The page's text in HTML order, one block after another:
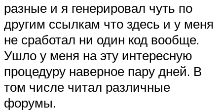
разные и я генерировал чуть по
другим ссылкам что здесь и у меня
не сработал ни один код вообще.
Ушло у меня на эту интересную
процедуру наверное пару дней. В
том числе читал различные
форумы.